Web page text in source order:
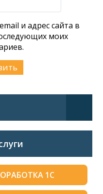
и адрес сайта в
моих
1С